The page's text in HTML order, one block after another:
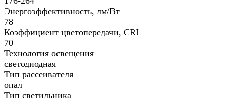
Энергоэффективность, лм/Вт
78
Коэффициент цветопередачи, CRI
70
Технология освещения
светодиодная
Тип рассеивателя
опал
Тип светильника